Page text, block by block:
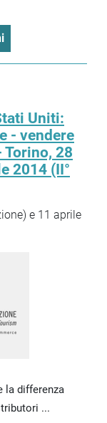
Uniti:
- vendere
28
2014 (II°
e 11 aprile
la differenza
...